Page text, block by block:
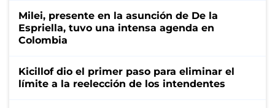
Milei, presente en la asunción de De la
Espriella, tuvo una intensa agenda en
Colombia
Kicillof dio el primer paso para eliminar el
límite a la reelección de los intendentes